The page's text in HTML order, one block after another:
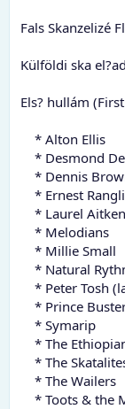
Fals Skanzelizé
Külföldi ska
Els? hullám
* Alton Ellis
* Desmond
* Dennis
* Ernest
* Laurel Aitken
* Melodians
* Millie Small
* Natural
* Peter Tosh
* Prince
* Symarip
* The
* The
* The Wailers
* Toots & the